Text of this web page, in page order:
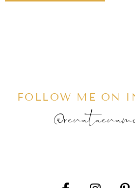
FOLLOW ME ON